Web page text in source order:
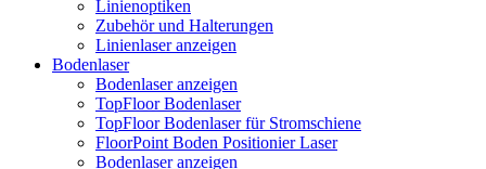
Linienoptiken
Zubehör und Halterungen
Linienlaser anzeigen
Bodenlaser
Bodenlaser anzeigen
TopFloor Bodenlaser
TopFloor Bodenlaser für Stromschiene
FloorPoint Boden Positionier Laser
Bodenlaser anzeigen